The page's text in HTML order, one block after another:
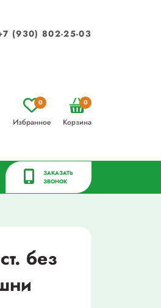
(930) 802-25-03
Избранное
0
Корзина
0
ЗАКАЗАТЬ
ЗВОНОК
без